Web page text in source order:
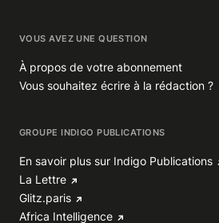
VOUS AVEZ UNE QUESTION
À propos de votre abonnement
Vous souhaitez écrire à la rédaction ?
GROUPE INDIGO PUBLICATIONS
En savoir plus sur Indigo Publications
La Lettre
Glitz.paris
Africa Intelligence